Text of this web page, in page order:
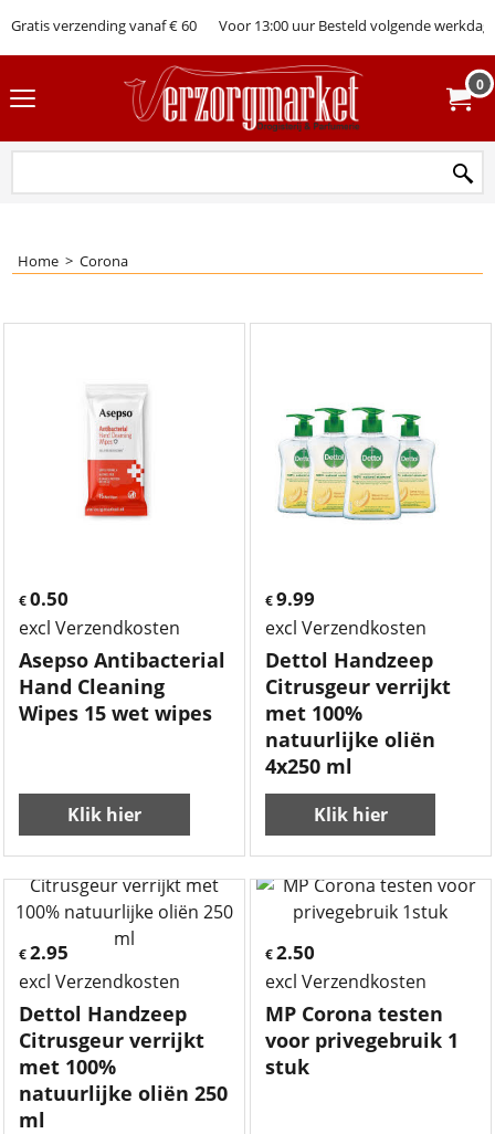
Gratis verzending vanaf € 60 Voor 13:00 uur Besteld volgende werkdag
0
Home > Corona
€ 0.50
excl Verzendkosten
Asepso Antibacterial
Hand Cleaning
Wipes 15 wet wipes
Klik hier
€9.99
excl Verzendkosten
Dettol Handzeep
Citrusgeur verrijkt
met 100%
natuurlijke oliën
4x250 ml
Klik hier
€ 2.95
excl Verzendkosten
Dettol Handzeep
Citrusgeur verrijkt
met 100%
natuurlijke oliën 250
ml
€2.50
excl Verzendkosten
MP Corona testen
voor privegebruik 1
stuk